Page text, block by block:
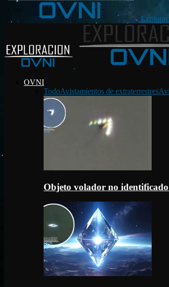
OVNI
TodoAvistamientos de extraterrestres
Objeto volador no